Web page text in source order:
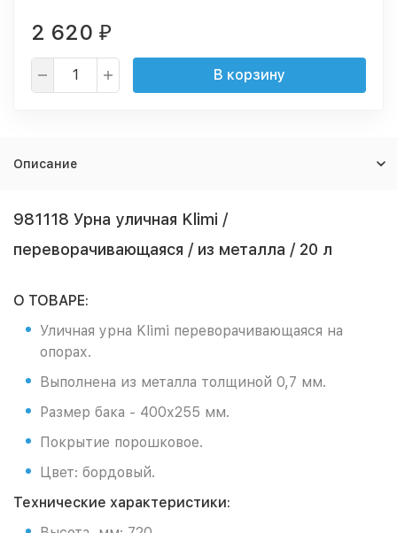
2 620 ₽
В корзину
Описание
981118 Урна уличная Klimi /
переворачивающаяся / из металла / 20 л
О ТОВАРЕ:
Уличная урна Klimi переворачивающаяся на
опорах.
Выполнена из металла толщиной 0,7 мм.
Размер бака - 400х255 мм.
Покрытие порошковое.
Цвет: бордовый.
Технические характеристики: